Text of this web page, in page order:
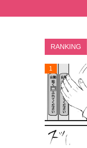
RANKING
1